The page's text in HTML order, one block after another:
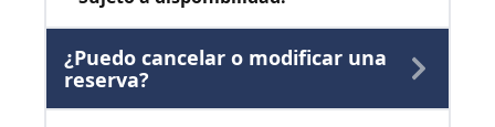
¿Puedo cancelar o modificar una
reserva?